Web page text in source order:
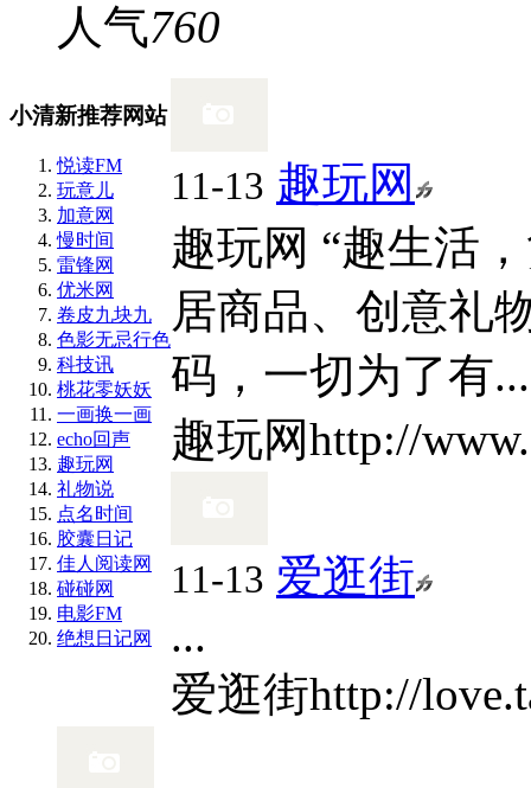
人气760
小清新推荐网站
悦读FM
玩意儿
加意网
慢时间
雷锋网
优米网
卷皮九块九
色影无忌行色
科技讯
桃花零妖妖
一画换一画
echo回声
趣玩网
礼物说
点名时间
胶囊日记
佳人阅读网
碰碰网
电影FM
绝想日记网
11-13 趣玩网
趣玩网 “趣生活
居商品、创意礼
码，一切为了有...
趣玩网http://
11-13 爱逛街
...
爱逛街http://